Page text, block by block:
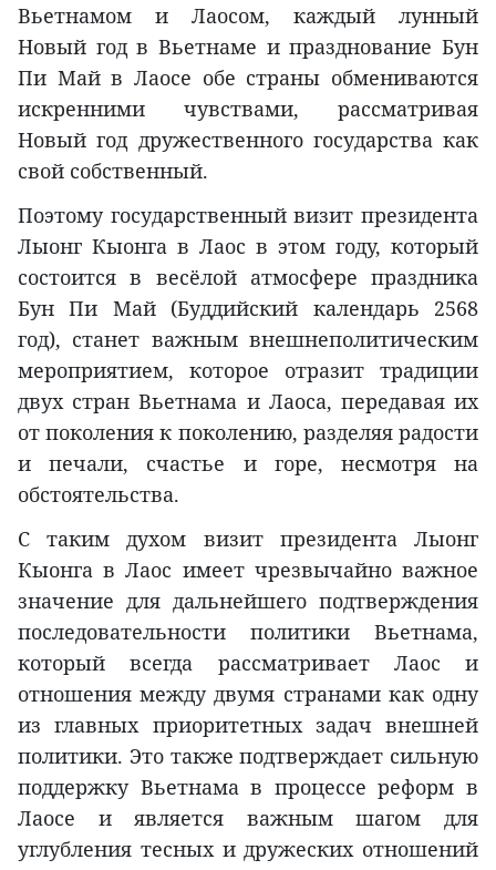
Вьетнамом и Лаосом, каждый лунный
Новый год в Вьетнаме и празднование Бун
Пи Май в Лаосе обе страны обмениваются
искренними чувствами, рассматривая
Новый год дружественного государства как
свой собственный.
Поэтому государственный визит президента
Лыонг Кыонга в Лаос в этом году, который
состоится в весёлой атмосфере праздника
Бун Пи Май (Буддийский календарь 2568
год), станет важным внешнеполитическим
мероприятием, которое отразит традиции
двух стран Вьетнама и Лаоса, передавая их
от поколения к поколению, разделяя радости
и печали, счастье и горе, несмотря на
обстоятельства.
С таким духом визит президента Лыонг
Кыонга в Лаос имеет чрезвычайно важное
значение для дальнейшего подтверждения
последовательности политики Вьетнама,
который всегда рассматривает Лаос и
отношения между двумя странами как одну
из главных приоритетных задач внешней
политики. Это также подтверждает сильную
поддержку Вьетнама в процессе реформ в
Лаосе и является важным шагом для
углубления тесных и дружеских отношений